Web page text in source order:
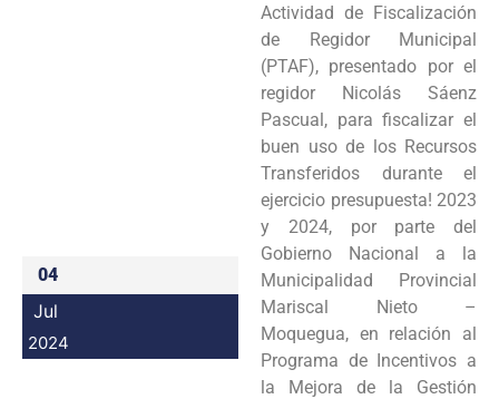
Programas
Intranet
04
Jul
2024
Actividad de Fiscalización
de Regidor Municipal
(PTAF), presentado por el
regidor Nicolás Sáenz
Pascual, para fiscalizar el
buen uso de los Recursos
Transferidos durante el
ejercicio presupuesta! 2023
y 2024, por parte del
Gobierno Nacional a la
Municipalidad Provincial
Mariscal Nieto –
Moquegua, en relación al
Programa de Incentivos a
la Mejora de la Gestión